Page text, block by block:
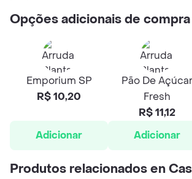
Opções adicionais de compra
Emporium SP
R$ 10,20
Adicionar
Pão De Açúcar
Fresh
R$ 11,12
Adicionar
Produtos relacionados en